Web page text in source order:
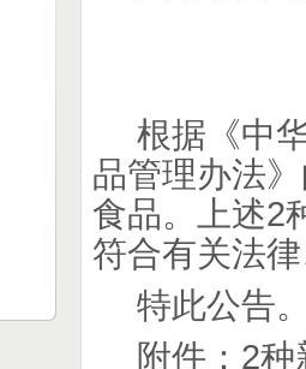
根据《中
品管理办法
食品。上述2
符合有关法
特此公告
附件： 2种